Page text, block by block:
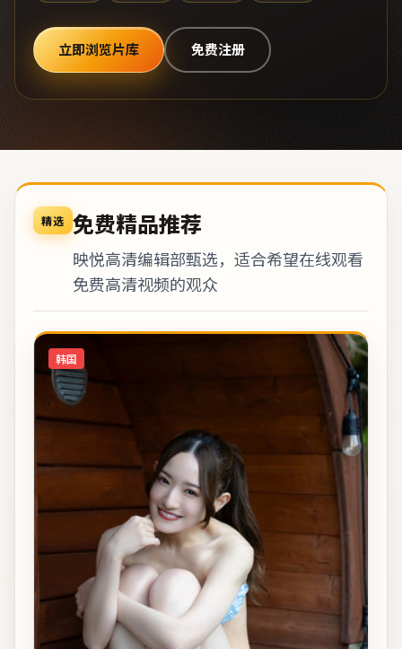
立即浏览片库 免费注册
精选 免费精品推荐
映悦高清编辑部甄选，适合希望在线观看
免费高清视频的观众
韩国